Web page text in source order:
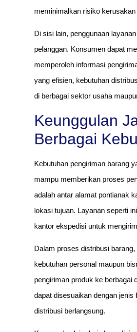
meminimalkan risiko
Di sisi lain, penggunaan
pelanggan. Konsumen dapat
memperoleh informasi
yang efisien, kebutuhan
di berbagai sektor usaha
Keunggulan
Berbagai
Kebutuhan pengiriman barang
mampu memberikan proses
adalah antar alamat pontianak
lokasi tujuan. Layanan seperti
kantor ekspedisi untuk
Dalam proses distribusi
kebutuhan personal maupun
pengiriman produk ke berbagai
dapat disesuaikan dengan
distribusi berlangsung.